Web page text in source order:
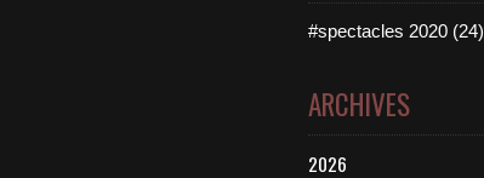
#spectacles 2020 (24)
ARCHIVES
2026